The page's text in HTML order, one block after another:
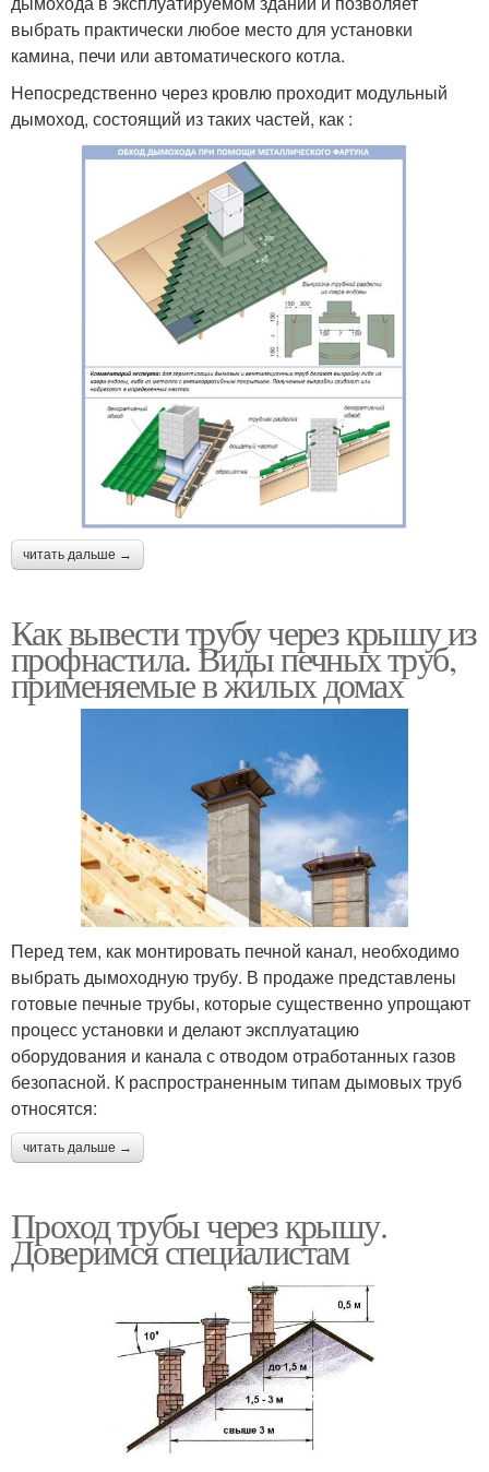
выбрать практически любое место для установки
камина, печи или автоматического котла.
Непосредственно через кровлю проходит модульный
дымоход, состоящий из таких частей, как :
читать дальше →
Как вывести трубу через крышу из
профнастила. Виды печных труб,
применяемые в жилых домах
Перед тем, как монтировать печной канал, необходимо
выбрать дымоходную трубу. В продаже представлены
готовые печные трубы, которые существенно упрощают
процесс установки и делают эксплуатацию
оборудования и канала с отводом отработанных газов
безопасной. К распространенным типам дымовых труб
относятся:
читать дальше →
Проход трубы через крышу.
Доверимся специалистам